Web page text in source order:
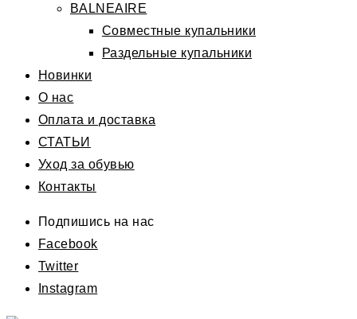
BALNEAIRE
Совместные купальники
Раздельные купальники
Новинки
О нас
Оплата и доставка
СТАТЬИ
Уход за обувью
Контакты
Подпишись на нас
Facebook
Twitter
Instagram